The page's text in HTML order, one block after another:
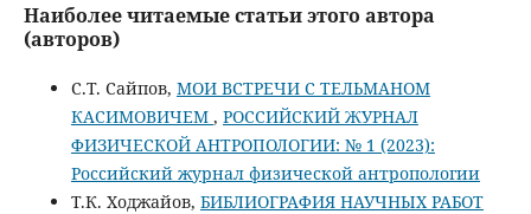
Наиболее читаемые статьи этого автора
(авторов)
С.Т. Сайпов, МОИ ВСТРЕЧИ С ТЕЛЬМАНОМ
КАСИМОВИЧЕМ , РОССИЙСКИЙ ЖУРНАЛ
ФИЗИЧЕСКОЙ АНТРОПОЛОГИИ: № 1 (2023):
Российский журнал физической антропологии
Т.К. Ходжайов, БИБЛИОГРАФИЯ НАУЧНЫХ РАБОТ